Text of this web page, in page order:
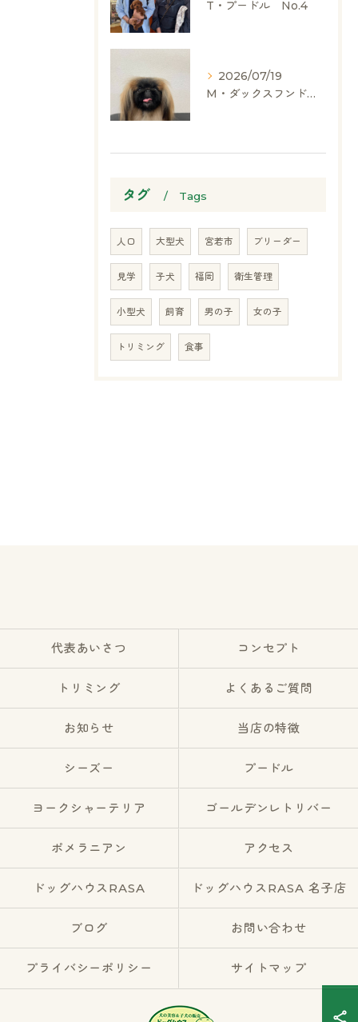
T・プードル No.4
2026/07/19
M・ダックスフンド、ヨークシャーテリア、ペキニーズ、ポメラニアン
タグ Tags
人口 大型犬 宮若市 ブリーダー
見学 子犬 福岡 衛生管理
小型犬 飼育 男の子 女の子
トリミング 食事
代表あいさつ コンセプト
トリミング よくあるご質問
お知らせ 当店の特徴
シーズー プードル
ヨークシャーテリア ゴールデンレトリバー
ポメラニアン アクセス
ドッグハウスRASA ドッグハウスRASA 名子店
ブログ お問い合わせ
プライバシーポリシー サイトマップ